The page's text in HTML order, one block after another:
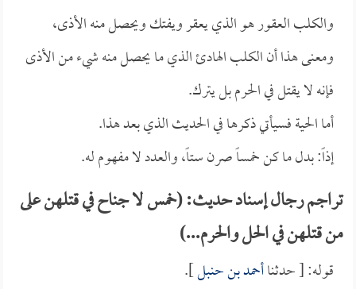
والكلب العقور هو الذي يعقر ويفتك ويحصل منه الأذى،
ومعنى هذا أن الكلب الهادئ الذي ما يحصل منه شيء من الأذى
فإنه لا يقتل في الحرم بل يترك.
أما الحية فسيأتي ذكرها في الحديث الذي بعد هذا.
إذاً: بدل ما كن خمساً صرن ستاً، والعدد لا مفهوم له.
تراجم رجال إسناد حديث: (خمس لا جناح في قتلهن على
من قتلهن في الحل والحرم...)
قوله: [ حدثناأحمد بن حنبل].